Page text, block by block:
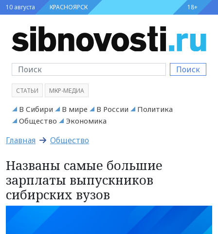
10 августа КРАСНОЯРСК 18+
Поиск
СТАТЬИ МКР-МЕДИА
В Сибири В мире В России
Политика
Общество
Экономика
Главная Общество
Названы самые большие
зарплаты выпускников
сибирских вузов